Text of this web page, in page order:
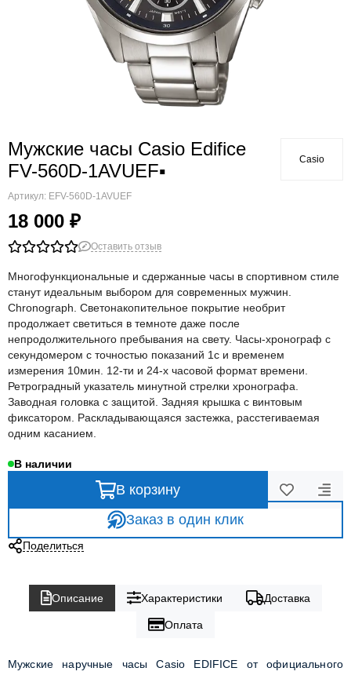
Мужские часы Casio Edifice
FV-560D-1AVUEF▪
Артикул: EFV-560D-1AVUEF
18 000 ₽
Casio
Оставить отзыв
Многофункциональные и сдержанные часы в спортивном стиле
станут идеальным выбором для современных мужчин.
Chronograph. Светонакопительное покрытие необрит
продолжает светиться в темноте даже после
непродолжительного пребывания на свету. Часы-хронограф с
секундомером с точностью показаний 1с и временем
измерения 10мин. 12-ти и 24-х часовой формат времени.
Ретроградный указатель минутной стрелки хронографа.
Заводная головка с защитой. Задняя крышка с винтовым
фиксатором. Раскладывающаяся застежка, расстегиваемая
одним касанием.
В наличии
В корзину
Заказ в один клик
Поделиться
Описание Характеристики Доставка
Оплата
Мужские наручные часы Casio EDIFICE от официального